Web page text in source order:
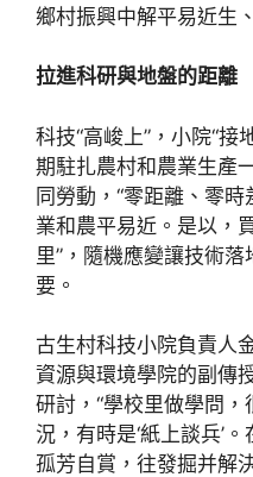
鄉村振興中解平易近生
拉進科研與地盤的距離
科技“高峻上”，小院“接
期駐扎農村和農業生產
同勞動，“零距離、零
業和農平易近。是以，
里”，隨機應變讓技術
要。
古生村科技小院負責人
資源與環境學院的副傳
研討，“學校里做學問
況，有時是‘紙上談兵’
孤芳自賞，往發掘并解